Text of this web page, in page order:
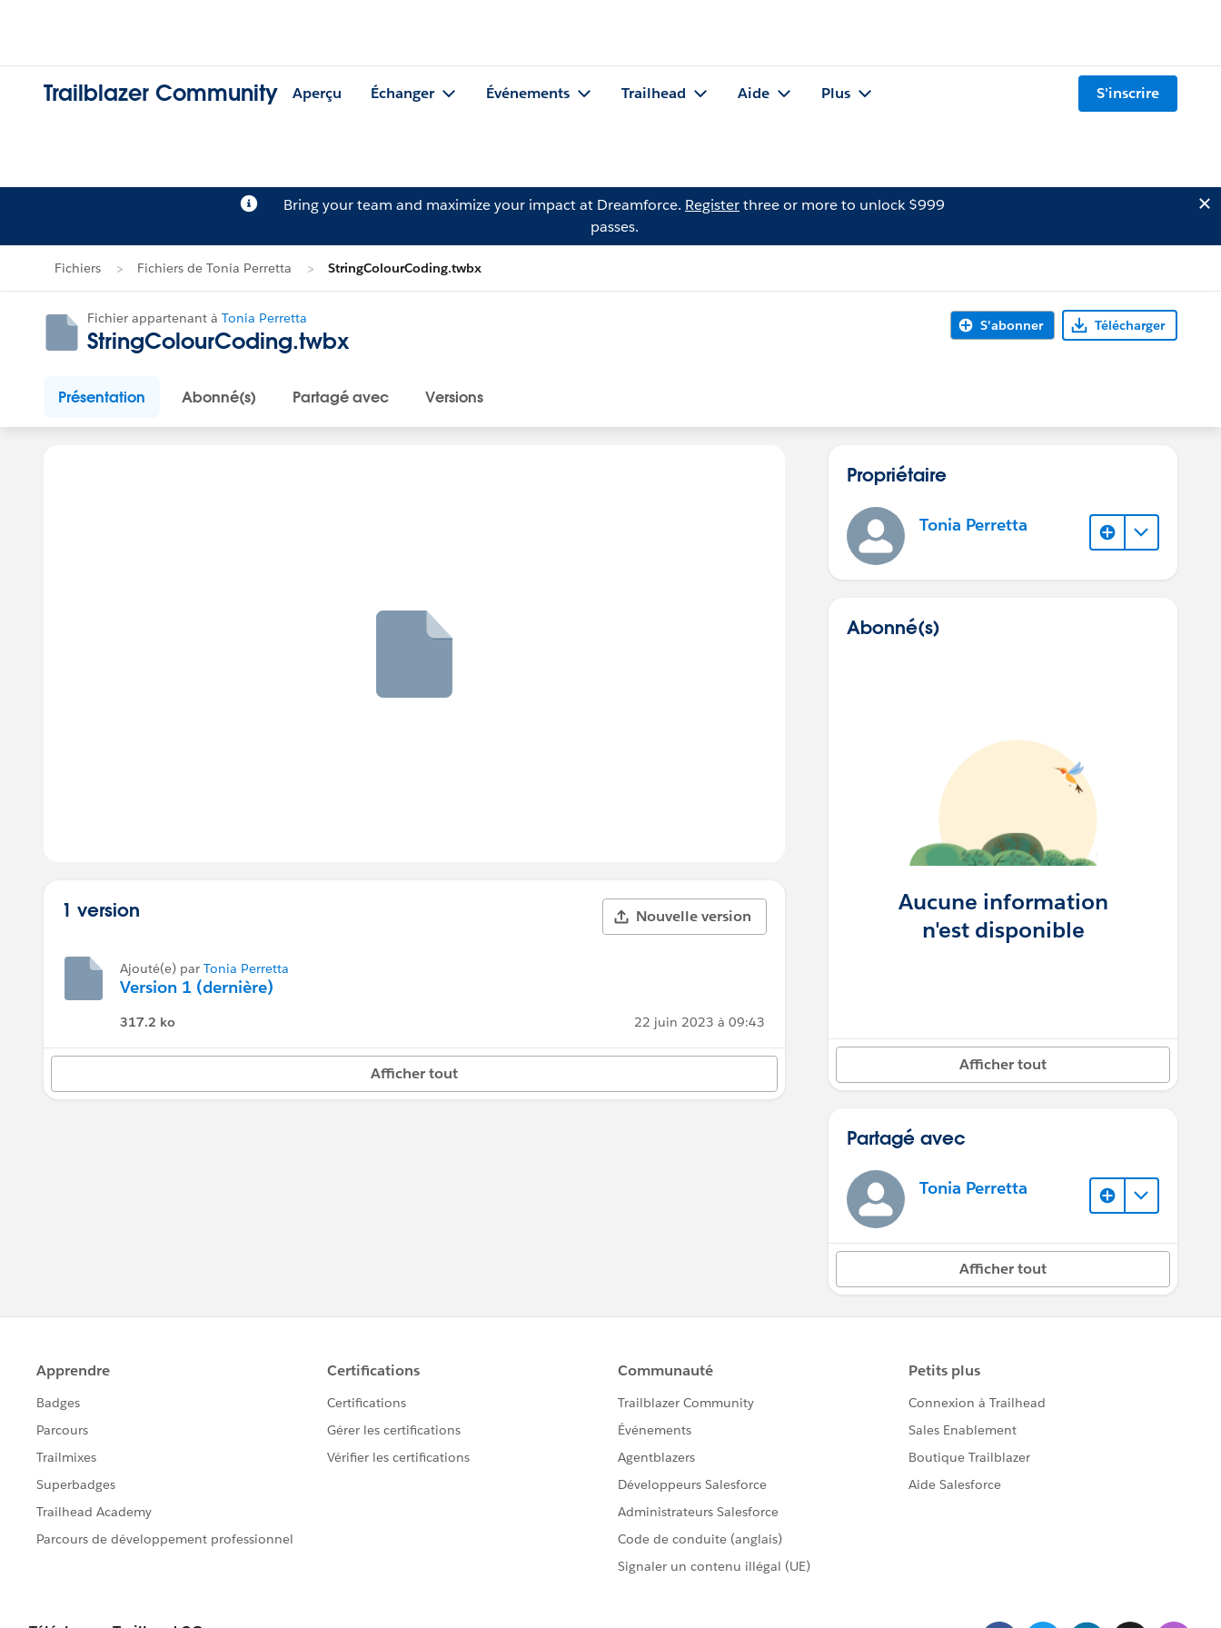
Trailblazer Community Aperçu Échanger Événements Trailhead Aide Plus S'inscrire
Bring your team and maximize your impact at Dreamforce. Registerthree or more to unlock $999
passes.
Fichiers Fichiers de Tonia Perretta StringColourCoding.twbx
Fichier appartenant à Tonia Perretta
StringColourCoding.twbx
S'abonner Télécharger
Présentation Abonné(s) Partagé avec Versions
1 version Nouvelle version
Ajouté(e) par Tonia Perretta
Version 1 (dernière)
317.2 ko 22 juin 2023 à 09:43
Afficher tout
Propriétaire
Tonia Perretta
Abonné(s)
Aucune information
n'est disponible
Afficher tout
Partagé avec
Tonia Perretta
Afficher tout